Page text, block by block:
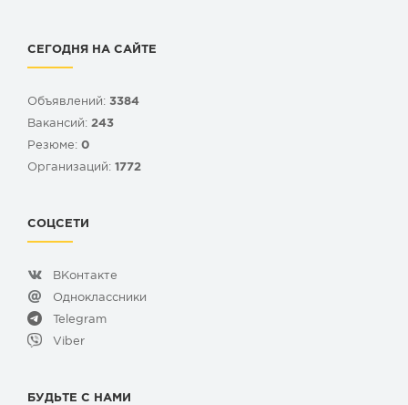
СЕГОДНЯ НА САЙТЕ
Объявлений: 3384
Вакансий: 243
Резюме: 0
Организаций: 1772
СОЦСЕТИ
ВКонтакте
Одноклассники
Telegram
Viber
БУДЬТЕ С НАМИ